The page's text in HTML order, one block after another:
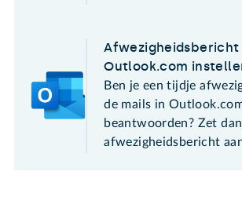
Afwezigheidsbericht
Outlook.com
Ben je een tijdje
de mails in
beantwoorden? Zet
afwezigheidsbericht